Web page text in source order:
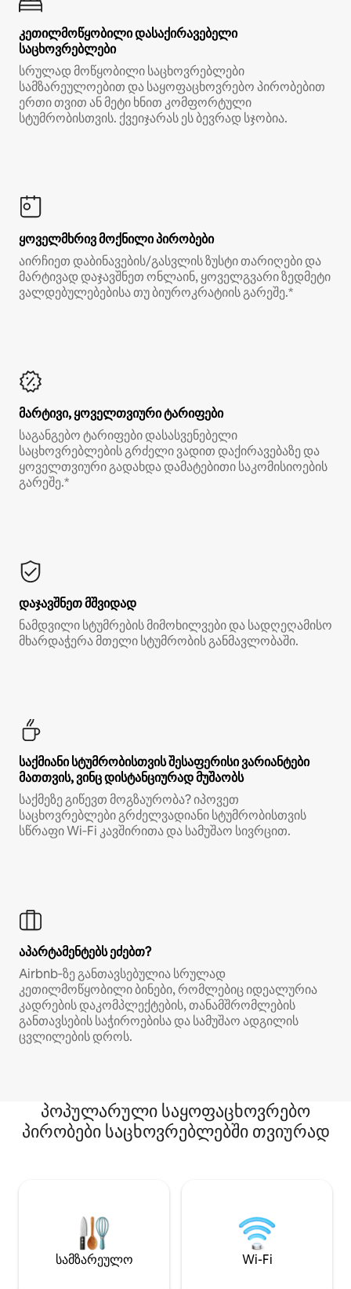
კეთილმოწყობილი დასაქირავებელი
საცხოვრებლები
სრულად მოწყობილი საცხოვრებლები
სამზარეულოებით და საყოფაცხოვრებო პირობებით
ერთი თვით ან მეტი ხნით კომფორტული
სტუმრობისთვის. ქვეიჯარას ეს ბევრად სჯობია.
ყოველმხრივ მოქნილი პირობები
აირჩიეთ დაბინავების/გასვლის ზუსტი თარიღები და
მარტივად დაჯავშნეთ ონლაინ, ყოველგვარი ზედმეტი
ვალდებულებებისა თუ ბიუროკრატიის გარეშე.*
მარტივი, ყოველთვიური ტარიფები
საგანგებო ტარიფები დასასვენებელი
საცხოვრებლების გრძელი ვადით დაქირავებაზე და
ყოველთვიური გადახდა დამატებითი საკომისიოების
გარეშე.*
დაჯავშნეთ მშვიდად
ნამდვილი სტუმრების მიმოხილვები და სადღეღამისო
მხარდაჭერა მთელი სტუმრობის განმავლობაში.
საქმიანი სტუმრობისთვის შესაფერისი ვარიანტები
მათთვის, ვინც დისტანციურად მუშაობს
საქმეზე გიწევთ მოგზაურობა? იპოვეთ
საცხოვრებლები გრძელვადიანი სტუმრობისთვის
სწრაფი Wi‑Fi კავშირითა და სამუშაო სივრცით.
აპარტამენტებს ეძებთ?
Airbnb‑ზე განთავსებულია სრულად
კეთილმოწყობილი ბინები, რომლებიც იდეალურია
კადრების დაკომპლექტების, თანამშრომლების
განთავსების საჭიროებისა და სამუშაო ადგილის
ცვლილების დროს.
პოპულარული საყოფაცხოვრებო
პირობები საცხოვრებლებში თვიურად
სამზარეულო Wi-Fi